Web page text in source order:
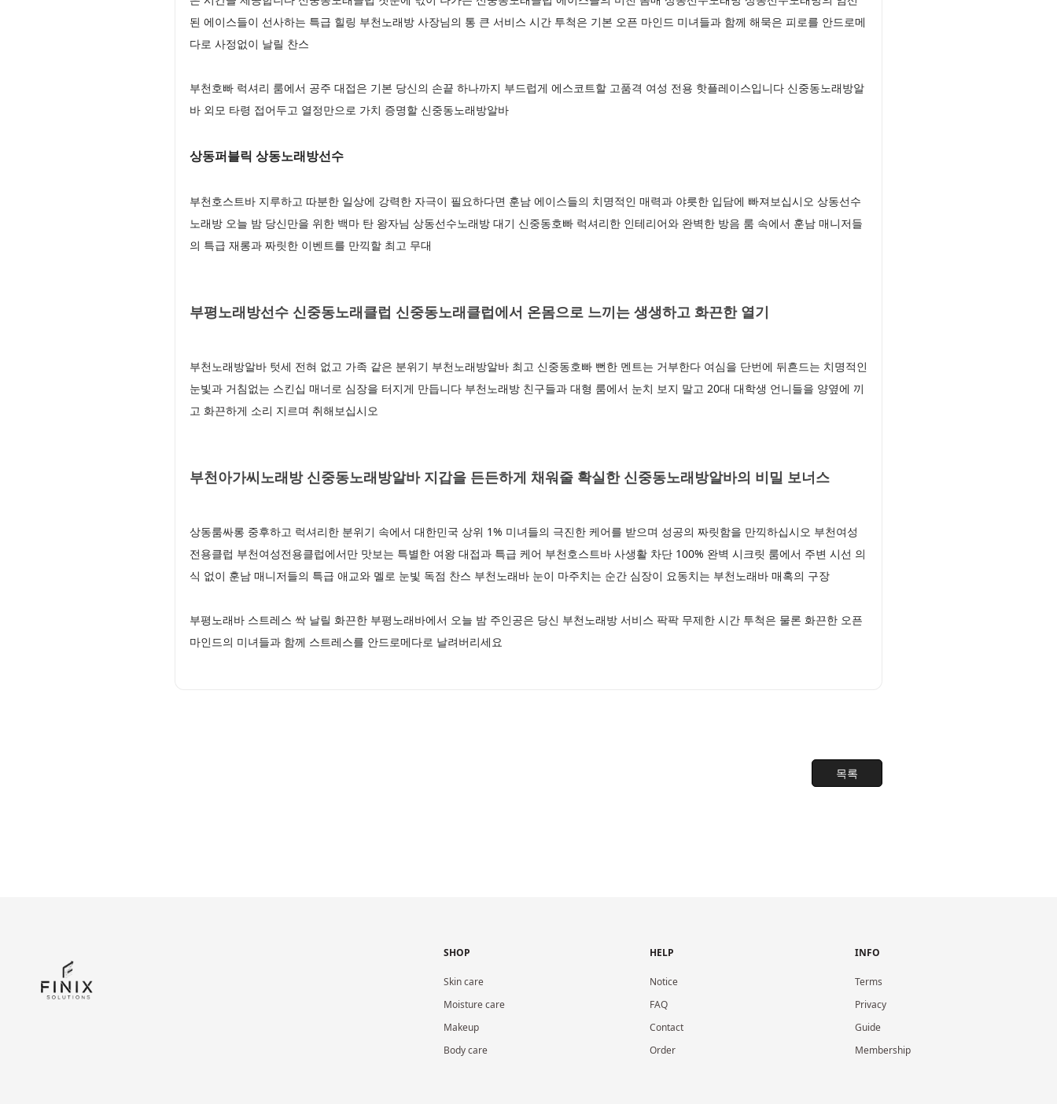
된 에이스들이 선사하는 특급 힐링 부천노래방 사장님의 통 큰 서비스 시간 투척은 기본 오픈 마인드 미녀들과 함께 해묵은 피로를 안드로메
다로 사정없이 날릴 찬스
부천호빠 럭셔리 룸에서 공주 대접은 기본 당신의 손끝 하나까지 부드럽게 에스코트할 고품격 여성 전용 핫플레이스입니다 신중동노래방알
바 외모 타령 접어두고 열정만으로 가치 증명할 신중동노래방알바
상동퍼블릭 상동노래방선수
부천호스트바 지루하고 따분한 일상에 강력한 자극이 필요하다면 훈남 에이스들의 치명적인 매력과 야릇한 입담에 빠져보십시오 상동선수
노래방 오늘 밤 당신만을 위한 백마 탄 왕자님 상동선수노래방 대기 신중동호빠 럭셔리한 인테리어와 완벽한 방음 룸 속에서 훈남 매니저들
의 특급 재롱과 짜릿한 이벤트를 만끽할 최고 무대
부평노래방선수 신중동노래클럽 신중동노래클럽에서 온몸으로 느끼는 생생하고 화끈한 열기
부천노래방알바 텃세 전혀 없고 가족 같은 분위기 부천노래방알바 최고 신중동호빠 뻔한 멘트는 거부한다 여심을 단번에 뒤흔드는 치명적인
눈빛과 거침없는 스킨십 매너로 심장을 터지게 만듭니다 부천노래방 친구들과 대형 룸에서 눈치 보지 말고 20대 대학생 언니들을 양옆에 끼
고 화끈하게 소리 지르며 취해보십시오
부천아가씨노래방 신중동노래방알바 지갑을 든든하게 채워줄 확실한 신중동노래방알바의 비밀 보너스
상동룸싸롱 중후하고 럭셔리한 분위기 속에서 대한민국 상위 1% 미녀들의 극진한 케어를 받으며 성공의 짜릿함을 만끽하십시오 부천여성
전용클럽 부천여성전용클럽에서만 맛보는 특별한 여왕 대접과 특급 케어 부천호스트바 사생활 차단 100% 완벽 시크릿 룸에서 주변 시선 의
식 없이 훈남 매니저들의 특급 애교와 멜로 눈빛 독점 찬스 부천노래바 눈이 마주치는 순간 심장이 요동치는 부천노래바 매혹의 구장
부평노래바 스트레스 싹 날릴 화끈한 부평노래바에서 오늘 밤 주인공은 당신 부천노래방 서비스 팍팍 무제한 시간 투척은 물론 화끈한 오픈
마인드의 미녀들과 함께 스트레스를 안드로메다로 날려버리세요
목록
SHOP
Skin care
Moisture care
Makeup
Body care
HELP
Notice
FAQ
Contact
Order
INFO
Terms
Privacy
Guide
Membership